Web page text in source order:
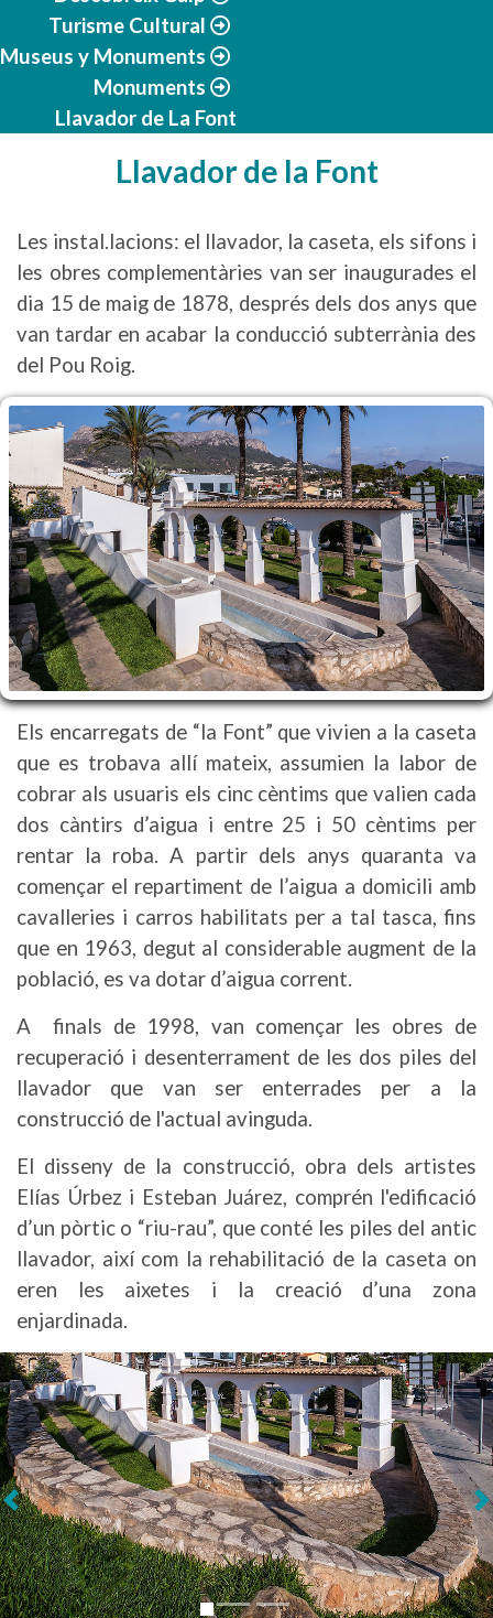
Turisme Cultural
Museus y Monuments
Monuments
Llavador de La Font
Llavador de la Font
Les instal.lacions: el llavador, la caseta, els sifons i
les obres complementàries van ser inaugurades el
dia 15 de maig de 1878, després dels dos anys que
van tardar en acabar la conducció subterrània des
del Pou Roig.
Els encarregats de “la Font” que vivien a la caseta
que es trobava allí mateix, assumien la labor de
cobrar als usuaris els cinc cèntims que valien cada
dos càntirs d’aigua i entre 25 i 50 cèntims per
rentar la roba. A partir dels anys quaranta va
començar el repartiment de l’aigua a domicili amb
cavalleries i carros habilitats per a tal tasca, fins
que en 1963, degut al considerable augment de la
població, es va dotar d’aigua corrent.
A finals de 1998, van començar les obres de
recuperació i desenterrament de les dos piles del
llavador que van ser enterrades per a la
construcció de l'actual avinguda.
El disseny de la construcció, obra dels artistes
Elías Úrbez i Esteban Juárez, comprén l'edificació
d’un pòrtic o “riu-rau”, que conté les piles del antic
llavador, així com la rehabilitació de la caseta on
eren les aixetes i la creació d’una zona
enjardinada.
Següent